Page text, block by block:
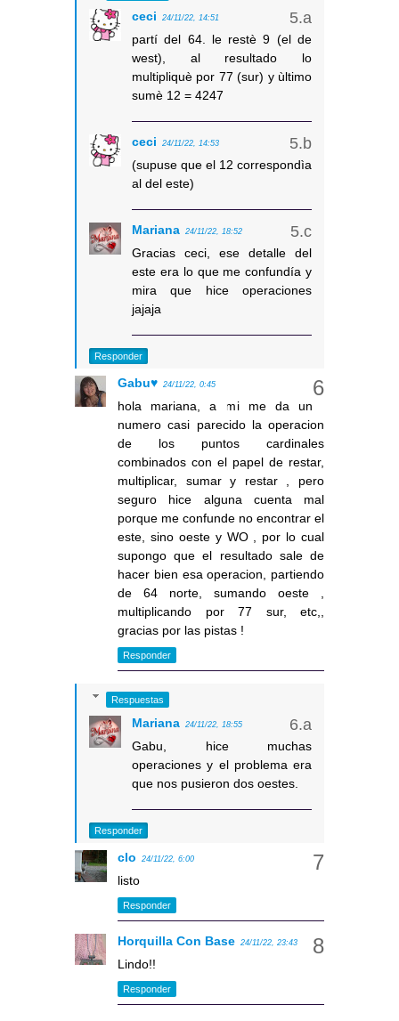
ceci 24/11/22, 14:51
partí del 64. le restè 9 (el de
west), al resultado lo
multipliquè por 77 (sur) y ùltimo
sumè 12 = 4247
ceci 24/11/22, 14:53
(supuse que el 12 correspondìa
al del este)
Mariana 24/11/22, 18:52
Gracias ceci, ese detalle del
este era lo que me confundía y
mira que hice operaciones
jajaja
Responder
Gabu♥ 24/11/22, 0:45
hola mariana, a mi me da un
numero casi parecido la operacion
de los puntos cardinales
combinados con el papel de restar,
multiplicar, sumar y restar , pero
seguro hice alguna cuenta mal
porque me confunde no encontrar el
este, sino oeste y WO , por lo cual
supongo que el resultado sale de
hacer bien esa operacion, partiendo
de 64 norte, sumando oeste ,
multiplicando por 77 sur, etc,,
gracias por las pistas !
Responder
Respuestas
Mariana 24/11/22, 18:55
Gabu, hice muchas
operaciones y el problema era
que nos pusieron dos oestes.
Responder
clo 24/11/22, 6:00
listo
Responder
Horquilla Con Base 24/11/22, 23:43
Lindo!!
Responder